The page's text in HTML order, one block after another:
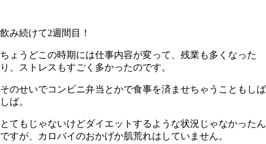
飲み続けて2週間目！
ちょうどこの時期には仕事内容が変って、残業も多くなった
り、ストレスもすごく多かったのです。
そのせいでコンビニ弁当とかで食事を済ませちゃうこともしば
しば。
とてもじゃないけどダイエットするような状況じゃなかったん
ですが、カロバイのおかげか肌荒れはしていません。